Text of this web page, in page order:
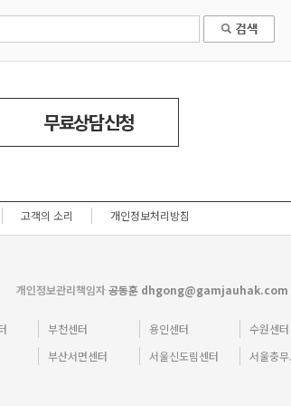
무료상담신청
고객의 소리 개인정보처리방침
개인정보관리책임자공동훈 dhgong@gamjauhak.com
부천센터 용인센터 수원센터
부산서면센터 서울신도림센터 서울충